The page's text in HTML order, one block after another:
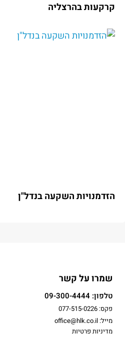
קרקעות בהרצליה
הזדמנויות השקעה בנדל"ן
שמרו על קשר
טלפון: 09-300-4444
פקס: 077-515-0226
מייל: office@hlk.co.il
מדיניות פרטיות